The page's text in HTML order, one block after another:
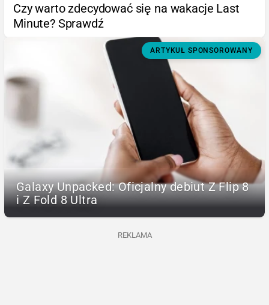
Czy warto zdecydować się na wakacje Last
Minute? Sprawdź
ARTYKUŁ SPONSOROWANY
Galaxy Unpacked: Oficjalny debiut Z Flip 8
i Z Fold 8 Ultra
REKLAMA